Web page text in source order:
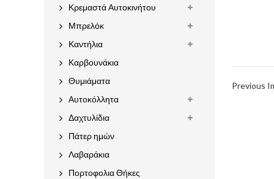
Previous
Κρεμαστά Αυτοκινήτου
Μπρελόκ
Καντήλια
Καρβουνάκια
Θυμιάματα
Αυτοκόλλητα
Δαχτυλίδια
Πάτερ ημών
Λαβαράκια
Πορτοφολια Θήκες